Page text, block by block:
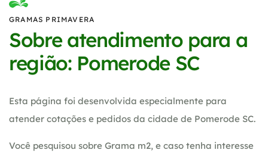
GRAMAS PRIMAVERA
Sobre atendimento para a
região: Pomerode SC
Esta página foi desenvolvida especialmente para
atender cotações e pedidos da cidade de Pomerode SC.
Você pesquisou sobre Grama m2, e caso tenha interesse